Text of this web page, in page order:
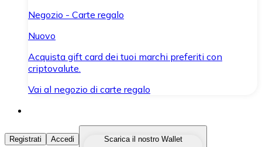
Negozio - Carte regalo
Nuovo
Acquista gift card dei tuoi marchi preferiti con
criptovalute.
Vai al negozio di carte regalo
Acquista Criptovalute
Registrati Accedi
Scarica il nostro Wallet